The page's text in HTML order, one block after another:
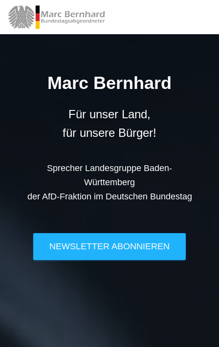
Marc Bernhard
Für unser Land,
für unsere Bürger!
Sprecher Landesgruppe Baden-
Württemberg
der AfD-Fraktion im Deutschen Bundestag
NEWSLETTER ABONNIEREN